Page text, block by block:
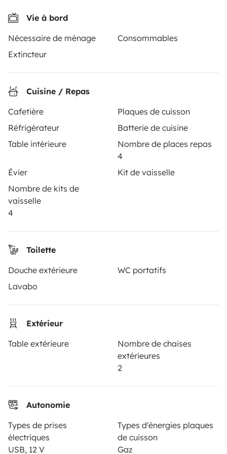
Vie à bord
Nécessaire de ménage
Consommables
Extincteur
Cuisine / Repas
Cafetière
Plaques de cuisson
Réfrigérateur
Batterie de cuisine
Table intérieure
Nombre de places repas
4
Évier
Kit de vaisselle
Nombre de kits de
vaisselle
4
Toilette
Douche extérieure
WC portatifs
Lavabo
Extérieur
Table extérieure
Nombre de chaises
extérieures
2
Autonomie
Types de prises
électriques
USB, 12 V
Types d'énergies plaques
de cuisson
Gaz
Louer un camping-car
Vos premiers pas en camping-car
Aide locataire
PROPRIÉTAIRES
Déposer une annonce
Contrat de location
Assurances location
Assistances location
Aide propriétaire
Moyens de paiement sécurisés
Paiement en plusieurs fois
Disponible sur
Confidentialité
Cookies